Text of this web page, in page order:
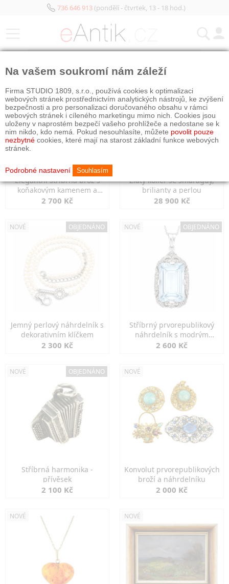
736 646 913(pondělí - čtvrtek, 13 - 18 hod.)
Elegantní stříbrná brož s
koňakovým kamenem a
markazity
2 700 Kč
Zlatý kolier se smaragdy,
brilianty a perlou
28 900 Kč
NOVÉ OBJEDNÁNO
Jemný perlový náhrdelník s
dekorativním klíčkem
2 300 Kč
NOVÉ OBJEDNÁNO
Stříbrný prvorepublikový
náhrdelník s modrým
spinelem
2 600 Kč
NOVÉ OBJEDNÁNO
Stříbrná harmonika -
přívěsek
2 100 Kč
NOVÉ
Konvolut prvorepublikových
broží a náhrdelníku
2 000 Kč
NOVÉ NOVÉ
Na vašem soukromí nám záleží
Firma STUDIO 1809, s.r.o., používá cookies k optimalizaci
webových stránek prostřednictvím analytických nástrojů, ke zvýšení
bezpečnosti a pro personalizaci doručovaného obsahu v rámci
webových stránek i cíleného marketingu mimo nich. Cookies jsou
uloženy v naprostém bezpečí vašeho prohlížeče a nedostane se k
nim nikdo, kdo nemá. Pokud nesouhlasíte, můžete povolit pouze
nezbytné cookies, které mají na starost základní funkce webových
stránek.
Podrobné nastavení Souhlasím